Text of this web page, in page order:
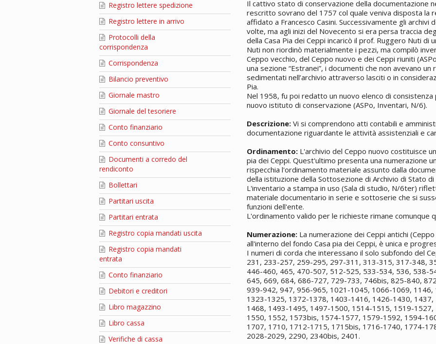
Registro lettere spedizione
Registro lettere in arrivo
Protocolli della
corrispondenza
Corrispondenza
Bilancio preventivo
Giornale mastro
Giornale del tesoriere
Conto finanziario
Conto consuntivo
Documenti a corredo del
rendiconto
Bollettari
Partitari uscita
Partitari entrata
Registro copia mandati uscita
Registro copia mandati
entrata
Conto finanziario
Debitori e creditori
Libro magazzino
Libro cassa
Verifiche di cassa
Il cattivo stato di conservazione della documentazione
rescritto sovrano del 1757 col quale veniva disposta la
affidato a Francesco Casini. Successivamente gli archivi
volte, ma agli inizi del Novecento si era persa traccia
della Casa Pia dei Ceppi incaricò il prof. Ruggero Nuti di
Nuti non riordinò materialmente i pezzi, ma compilò
Ceppo vecchio, del Ceppo nuovo e dei Ceppi riuniti
una sezione “Estranei”, i documenti che non avevano
sedimentati nell’archivio attraverso lasciti o in
Pia.
Nel 1958, fu poi redatto un nuovo elenco di
nuovo istituto di conservazione (ASPo, Inventari, N/6).
Descrizione: Vi si comprendono atti contabili e
documentazione riguardante le attività assistenziali e
Ordinamento: L'archivio del Ceppo nuovo costituisce
pia dei Ceppi. Quest'ultimo presenta una numerazione
rispecchia l'ordinamento materiale assunto dalla
della istituzione della Sottosezione di Archivio di Stato
L'inventario a stampa in uso (Sala di studio, N/6ter)
materiale documentario in serie e sottoserie che si
funzioni dell'ente.
L'ordinamento valido per le richieste rimane comunque
Numerazione: La numerazione dei Ceppi antichi
all'interno del fondo Casa pia dei Ceppi, è unica e
I numeri di corda che interessano il solo subfondo del
231, 233-257, 259-295, 297-311, 313-315, 317-348,
446-460, 465, 470-507, 512-525, 533-534, 536, 538-
645, 669, 684, 686-727, 729-733, 746bis, 825-840,
939-942, 947, 956-965, 1021-1045, 1066-1069,
1323-1325, 1372-1378, 1403-1416, 1426-1430,
1468, 1493-1495, 1497-1500, 1514-1515, 1519-
1550, 1552, 1573bis, 1574-1577, 1579-1592, 1594-
1707, 1710, 1712-1715, 1715bis, 1716-1740, 1774-
2028-2029, 2290, 2340bis, 2401.